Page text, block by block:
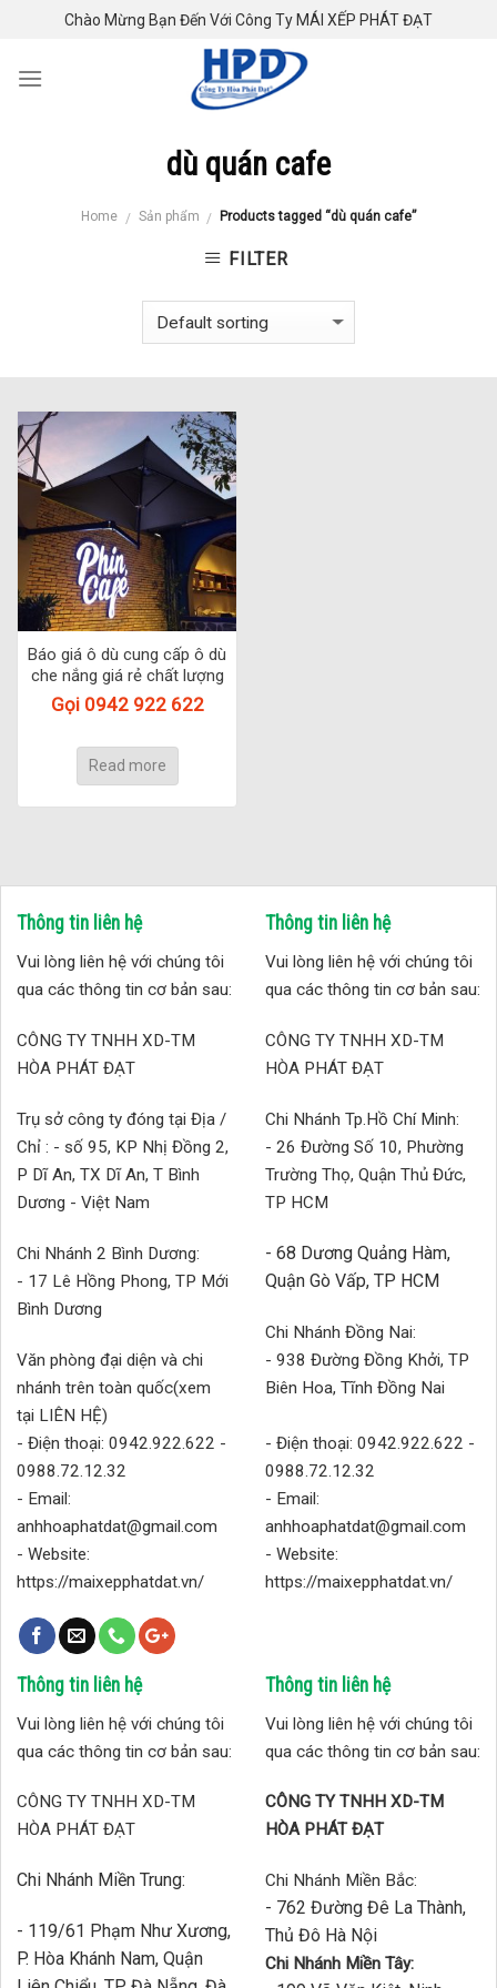
content
Chào Mừng Bạn Đến Với Công Ty MÁI XẾP PHÁT ĐẠT
dù quán cafe
Home / Sản phẩm / Products tagged “dù quán cafe”
FILTER
Báo giá ô dù cung cấp ô dù
che nắng giá rẻ chất lượng
Gọi 0942 922 622
Read more
Thông tin liên hệ
Vui lòng liên hệ với chúng tôi
qua các thông tin cơ bản sau:
CÔNG TY TNHH XD-TM
HÒA PHÁT ĐẠT
Trụ sở công ty đóng tại Địa /
Chỉ : - số 95, KP Nhị Đồng 2,
P Dĩ An, TX Dĩ An, T Bình
Dương - Việt Nam
Chi Nhánh 2 Bình Dương:
- 17 Lê Hồng Phong, TP Mới
Bình Dương
Văn phòng đại diện và chi
nhánh trên toàn quốc(xem
tại LIÊN HỆ)
- Điện thoại: 0942.922.622 -
0988.72.12.32
- Email:
anhhoaphatdat@gmail.com
- Website:
https://maixepphatdat.vn/
Thông tin liên hệ
Vui lòng liên hệ với chúng tôi
qua các thông tin cơ bản sau:
CÔNG TY TNHH XD-TM
HÒA PHÁT ĐẠT
Chi Nhánh Tp.Hồ Chí Minh:
- 26 Đường Số 10, Phường
Trường Thọ, Quận Thủ Đức,
TP HCM
- 68 Dương Quảng Hàm,
Quận Gò Vấp, TP HCM
Chi Nhánh Đồng Nai:
- 938 Đường Đồng Khởi, TP
Biên Hoa, Tĩnh Đồng Nai
- Điện thoại: 0942.922.622 -
0988.72.12.32
- Email:
anhhoaphatdat@gmail.com
- Website:
https://maixepphatdat.vn/
Thông tin liên hệ
Vui lòng liên hệ với chúng tôi
qua các thông tin cơ bản sau:
CÔNG TY TNHH XD-TM
HÒA PHÁT ĐẠT
Chi Nhánh Miền Trung:
- 119/61 Phạm Như Xương,
P. Hòa Khánh Nam, Quận
Thông tin liên hệ
Vui lòng liên hệ với chúng tôi
qua các thông tin cơ bản sau:
CÔNG TY TNHH XD-TM
HÒA PHÁT ĐẠT
Chi Nhánh Miền Bắc:
- 762 Đường Đê La Thành,
Thủ Đô Hà Nội
Chi Nhánh Miền Tây: